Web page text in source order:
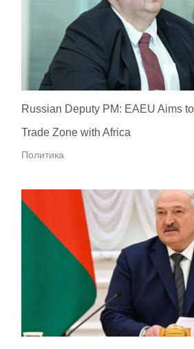
Russian Deputy PM: EAEU Aims
Trade Zone with Africa
Политика